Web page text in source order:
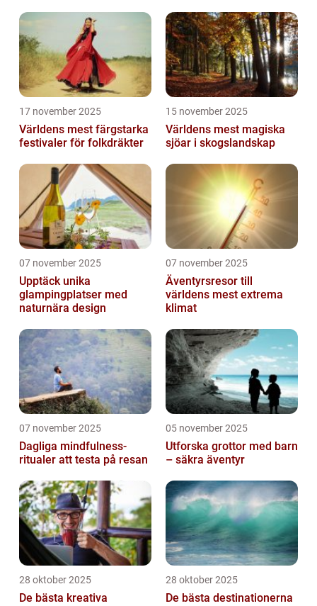
17 november 2025
Världens mest färgstarka
festivaler för folkdräkter
15 november 2025
Världens mest magiska
sjöar i skogslandskap
07 november 2025
Upptäck unika
glampingplatser med
naturnära design
07 november 2025
Äventyrsresor till
världens mest extrema
klimat
07 november 2025
Dagliga mindfulness-
ritualer att testa på resan
05 november 2025
Utforska grottor med barn
– säkra äventyr
28 oktober 2025
De bästa kreativa
28 oktober 2025
De bästa destinationerna